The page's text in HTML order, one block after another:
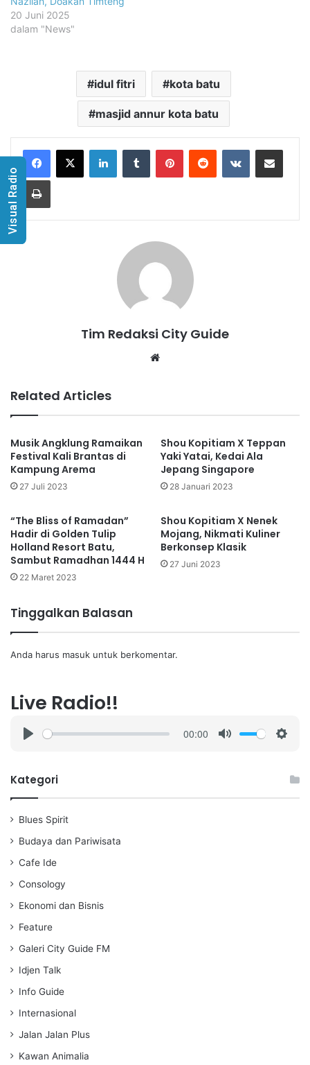
20 Juni 2025
dalam "News"
idul fitri kota batu
masjid annur kota batu
LinkedInTumblr PinterestReddit VKontakteShare via Email
Print
Tim Redaksi City Guide
Related Articles
Musik Angklung Ramaikan
Festival Kali Brantas di
Kampung Arema
27 Juli 2023
Shou Kopitiam X Teppan
Yaki Yatai, Kedai Ala
Jepang Singapore
28 Januari 2023
“The Bliss of Ramadan”
Hadir di Golden Tulip
Holland Resort Batu,
Sambut Ramadhan 1444 H
22 Maret 2023
Shou Kopitiam X Nenek
Mojang, Nikmati Kuliner
Berkonsep Klasik
27 Juni 2023
Tinggalkan Balasan
Anda harus masuk untuk berkomentar.
Live Radio!!
a
00:00
Kategori
Blues Spirit
Budaya dan Pariwisata
Cafe Ide
Consology
Ekonomi dan Bisnis
Feature
Galeri City Guide FM
Idjen Talk
Info Guide
Internasional
Jalan Jalan Plus
Kawan Animalia
Visual Radio